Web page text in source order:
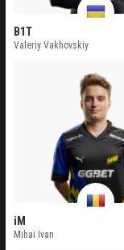
B1T
Valeriy Vakhovskiy
iM
Mihai Ivan